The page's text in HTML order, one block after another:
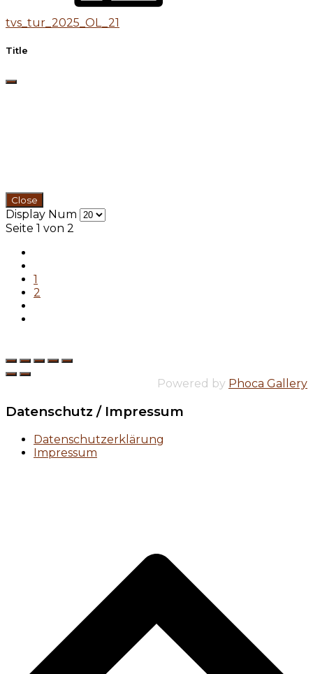
tvs_tur_2025_OL_21
Title
Close
Display Num
Seite 1 von 2
1
2
Powered by Phoca Gallery
Datenschutz / Impressum
Datenschutzerklärung
Impressum